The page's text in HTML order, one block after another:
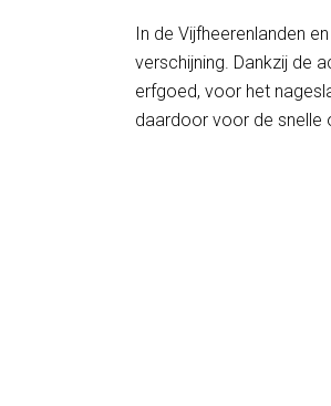
In de Vijfheerenlanden
verschijning. Dankzij de
erfgoed, voor het
daardoor voor de snelle